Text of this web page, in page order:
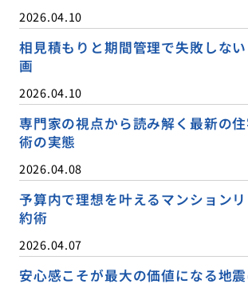
2026.04.10
相見積もりと期間管理で失敗しな
画
2026.04.10
専門家の視点から読み解く最新の
術の実態
2026.04.08
予算内で理想を叶えるマンション
約術
2026.04.07
安心感こそが最大の価値になる地